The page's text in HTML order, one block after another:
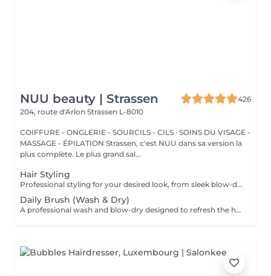
NUU beauty | Strassen
426
204, route d'Arlon Strassen L-8010
COIFFURE - ONGLERIE - SOURCILS - CILS · SOINS DU VISAGE -
MASSAGE - ÉPILATION Strassen, c'est NUU dans sa version la
plus complète. Le plus grand sal...
Hair Styling
Professional styling for your desired look, from sleek blow-dries to curls or waves. We start with a gentle wash in our comfortable Maletti chair, followed by blow-drying, straightening, or tonging. What we use: Dyson Pro tools that protect hair from excessive heat for a sleek finish. La Biosthétique products offer holistic care with natural ingredients for nourished hair and scalp. Brushes are sanitised via Sibel equipment to remove buildup and reduce bacteria for top hygiene. Simple, Moderate, Complex This grading reflects your hair's individual characteristics, such as texture, density, and length and is assessed by your hairdresser at the start of your visit. Not sure which to choose? We recommend booking Complex. The price will be adjusted after your consultation. Note: This is not related to the difficulty of haircuts or timing.
Daily Brush (Wash & Dry)
A professional wash and blow-dry designed to refresh the hair and leave it clean, smooth, and naturally polished. The service includes hair washing and drying with a hair dryer, creating a soft, effortless finish without structured styling. What we use: Dyson Pro tools that protect hair from excessive heat for a sleek finish. La Biosthétique products offer holistic care with natural ingredients for nourished hair and scalp. Brushes are sanitised via Sibel equipment to remove buildup and reduce bacteria for top hygiene. Simple, Moderate, Complex This grading reflects your hair's individual characteristics, such as texture, density, and length and is assessed by your hairdresser at the start of your visit. Not sure which to choose? We recommend booking Complex. The price will be adjusted after your consultation. Note: This is not related to the difficulty of haircuts or timing.